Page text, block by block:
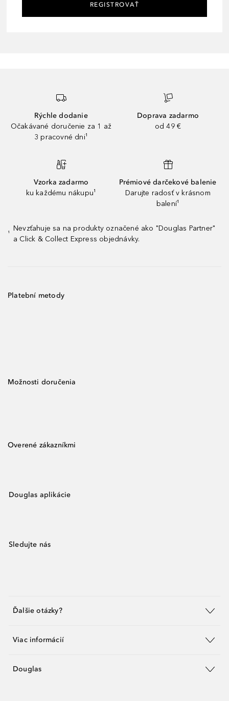
REGISTROVAŤ
Rýchle dodanie
Očakávané doručenie za 1 až
3 pracovné dni¹
Doprava zadarmo
od 49 €
Vzorka zadarmo
ku každému nákupu¹
Prémiové darčekové balenie
Darujte radosť v krásnom
balení¹
¹
Nevzťahuje sa na produkty označené ako "Douglas Partner"
a Click & Collect Express objednávky.
Platební metody
Možnosti doručenia
Overené zákazníkmi
Douglas aplikácie
Sledujte nás
Ďalšie otázky?
Viac informácií
Douglas